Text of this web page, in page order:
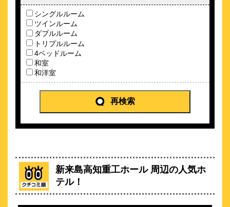
高知サンライズホテル
\5,500～
クチコミ
朝食口コミ４.３★ひろめ市場3分/浴場/宿泊者ラウンジ
ArtistVillageApartments Kochi
\4,900～
クチコミ-点 (1件)
ホテルタウン本町【はりまや橋＆ひろめ
市場＜観光の中心地＞】
シングルルーム
ツインルーム
ダブルルーム
トリプルルーム
4ベッドルーム
和室
和洋室
再検索
新来島高知重工ホール 周辺の人気ホ
テル！